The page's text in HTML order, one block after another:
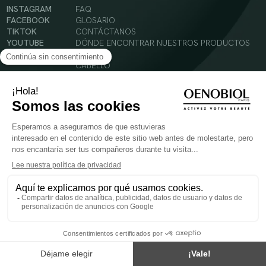
INSTAGRAM
FACEBOOK
TIKTOK
YOUTUBE
FAQ
GLOSARIO
CONTÁCTANOS
DÓNDE ENCONTRAR NUESTROS PRODUCTOS
SOLAR
CABELLO
© 2024 Oenobiol Paris
Condiciones Generales de Uso
Política de Privacidad
Menciones legales
PARA VUESTRA SALUD COMER AL MENOS 5 PIEZAS DE FRUTA Y LEGUMBRES AL DIA.
sano y no ser utilizados como sustitutos de un cuadro de vida sano y equilibrado. Solo
para adultos. Consulta atentamente el etiquetado de los productos antes de su uso.